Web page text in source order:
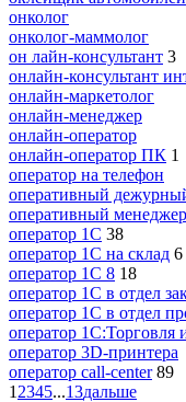
онколог
онколог-маммолог
он лайн-консультант 3
онлайн-консультант
онлайн-маркетолог
онлайн-менеджер
онлайн-оператор
онлайн-оператор ПК 1
опeрaтoр нa тeлeфoн
оперативный
оперативный менеджер
оператор 1C 38
оператор 1C на склад 6
оператор 1С 8 18
оператор 1С в отдел
оператор 1С в отдел
оператор 1С:Торговля
оператор 3D-принтера
оператор call-center 89
1 2345...13дальше